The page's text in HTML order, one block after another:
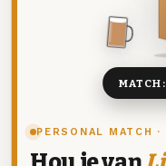
PERSONAL MATCH ·
MATCH: